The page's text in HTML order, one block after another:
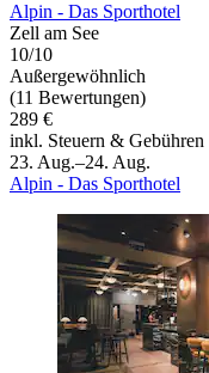
Alpin - Das Sporthotel
Zell am See
10/10
Außergewöhnlich
(11 Bewertungen)
289 €
inkl. Steuern & Gebühren
23. Aug.–24. Aug.
Alpin - Das Sporthotel